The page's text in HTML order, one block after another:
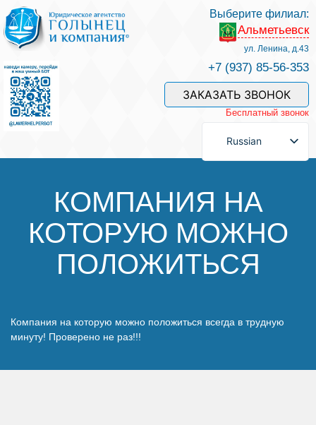
Услуги и наши специалисты
Оплата услуг
Задать вопрос
Отзывы
Полезные статьи
Наши победы
Выберите филиал:
Альметьевск
ул. Ленина, д.43
+7 (937) 85-56-353
ЗАКАЗАТЬ ЗВОНОК
Бесплатный звонок
Russian
КОМПАНИЯ НА
КОТОРУЮ МОЖНО
ПОЛОЖИТЬСЯ
Компания на которую можно положиться всегда в трудную
минуту! Проверено не раз!!!